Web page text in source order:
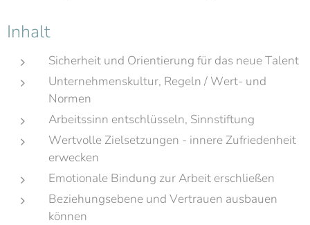
Inhalt
Sicherheit und Orientierung für das neue Talent
Unternehmenskultur, Regeln / Wert- und
Normen
Arbeitssinn entschlüsseln, Sinnstiftung
Wertvolle Zielsetzungen - innere Zufriedenheit
erwecken
Emotionale Bindung zur Arbeit erschließen
Beziehungsebene und Vertrauen ausbauen
können